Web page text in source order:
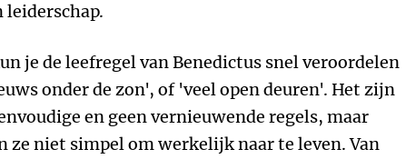
leiderschap.
je de leefregel van Benedictus snel veroordelen
onder de zon', of 'veel open deuren'. Het zijn
en geen vernieuwende regels, maar
ze niet simpel om werkelijk naar te leven. Van